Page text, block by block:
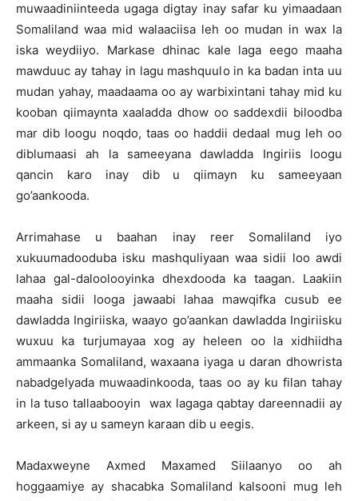
muwaadiniinteeda ugaga digtay inay safar ku yimaadaan
Somaliland waa mid walaaciisa leh oo mudan in wax la
iska weydiiyo. Markase dhinac kale laga eego maaha
mawduuc ay tahay in lagu mashquulo in ka badan inta uu
mudan yahay, maadaama oo ay warbixintani tahay mid ku
kooban qiimaynta xaaladda dhow oo saddexdii biloodba
mar dib loogu noqdo, taas oo haddii dedaal mug leh oo
diblumaasi ah la sameeyana dawladda Ingiriis loogu
qancin karo inay dib u qiimayn ku sameeyaan
go’aankooda.
Arrimahase u baahan inay reer Somaliland iyo
xukuumadooduba isku mashquliyaan waa sidii loo awdi
lahaa gal-daloolooyinka dhexdooda ka taagan. Laakiin
maaha sidii looga jawaabi lahaa mawqifka cusub ee
dawladda Ingiriiska, waayo go’aankan dawladda Ingiriisku
wuxuu ka turjumayaa xog ay heleen oo la xidhiidha
ammaanka Somaliland, waxaana iyaga u daran dhowrista
nabadgelyada muwaadinkooda, taas oo ay ku filan tahay
in la tuso tallaabooyin wax lagaga qabtay dareennadii ay
arkeen, si ay u sameyn karaan dib u eegis.
Madaxweyne Axmed Maxamed Siilaanyo oo ah
hoggaamiye ay shacabka Somaliland kalsooni mug leh